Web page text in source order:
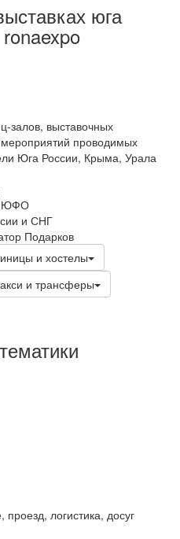
юга
залов, выставочных
проводимых
Юга России, Крыма, Урала
ЮФО
и СНГ
Подарков
и хостелы
и трансферы
проезд, логистика, досуг